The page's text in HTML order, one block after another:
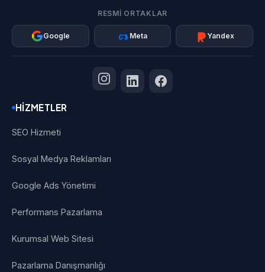
RESMI ORTAKLAR
Google Meta Yandex
HIZMETLER
SEO Hizmeti
Sosyal Medya Reklamları
Google Ads Yönetimi
Performans Pazarlama
Kurumsal Web Sitesi
Pazarlama Danışmanlığı